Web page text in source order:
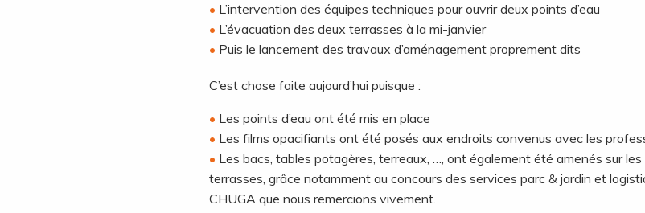
L’intervention des équipes techniques pour ouvrir deux points d’eau
L’évacuation des deux terrasses à la mi-janvier
Puis le lancement des travaux d’aménagement proprement dits
C’est chose faite aujourd’hui puisque :
Les points d’eau ont été mis en place
Les films opacifiants ont été posés aux endroits convenus avec les
Les bacs, tables potagères, terreaux, …, ont également été amenés sur les
terrasses, grâce notamment au concours des services parc & jardin et
CHUGA que nous remercions vivement.